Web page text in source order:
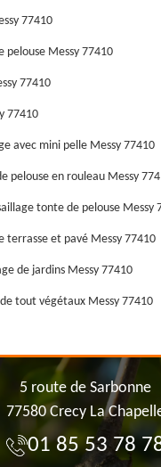
77410
pelouse Messy 77410
77410
77410
avec mini pelle Messy 77410
pelouse en rouleau Messy
tonte de pelouse Messy
terrasse et pavé Messy 77410
de jardins Messy 77410
tout végétaux Messy 77410
5 route de Sarbonne
77580 Crecy La
01 85 53 78